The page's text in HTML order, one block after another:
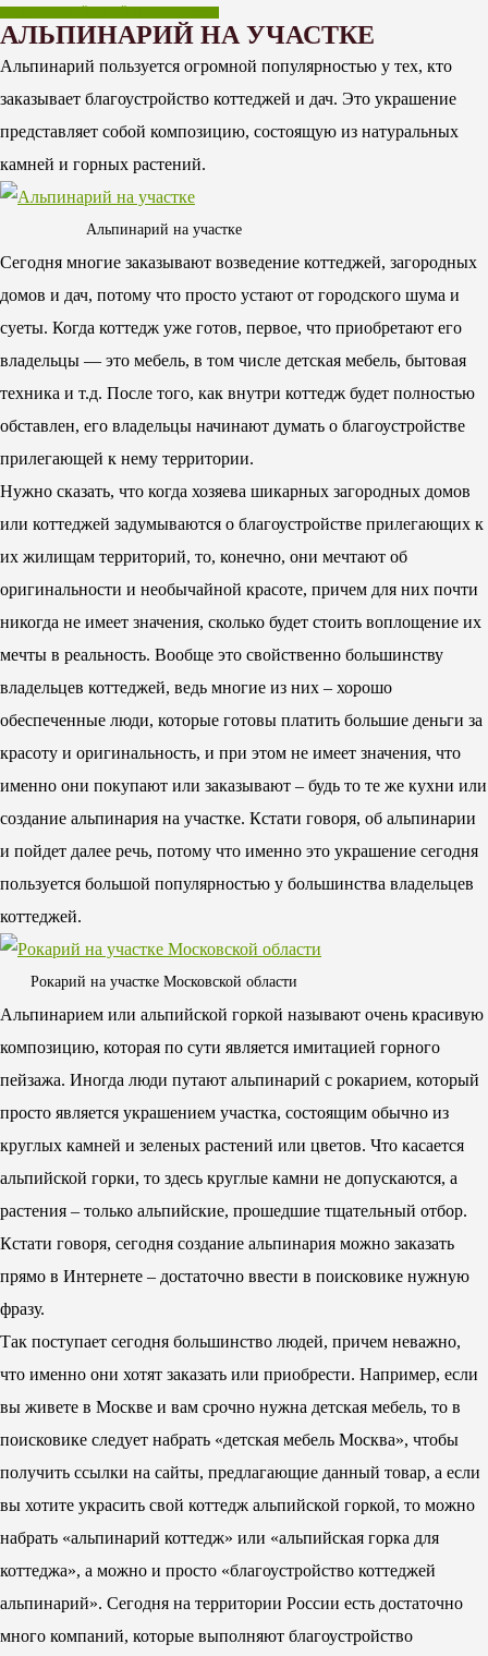
АЛЬПИНАРИЙ НА УЧАСТКЕ
Альпинарий пользуется огромной популярностью у тех, кто
заказывает благоустройство коттеджей и дач. Это украшение
представляет собой композицию, состоящую из натуральных
камней и горных растений.
Альпинарий на участке
Сегодня многие заказывают возведение коттеджей, загородных
домов и дач, потому что просто устают от городского шума и
суеты. Когда коттедж уже готов, первое, что приобретают его
владельцы — это мебель, в том числе детская мебель, бытовая
техника и т.д. После того, как внутри коттедж будет полностью
обставлен, его владельцы начинают думать о благоустройстве
прилегающей к нему территории.
Нужно сказать, что когда хозяева шикарных загородных домов
или коттеджей задумываются о благоустройстве прилегающих к
их жилищам территорий, то, конечно, они мечтают об
оригинальности и необычайной красоте, причем для них почти
никогда не имеет значения, сколько будет стоить воплощение их
мечты в реальность. Вообще это свойственно большинству
владельцев коттеджей, ведь многие из них – хорошо
обеспеченные люди, которые готовы платить большие деньги за
красоту и оригинальность, и при этом не имеет значения, что
именно они покупают или заказывают – будь то те же кухни или
создание альпинария на участке. Кстати говоря, об альпинарии
и пойдет далее речь, потому что именно это украшение сегодня
пользуется большой популярностью у большинства владельцев
коттеджей.
Рокарий на участке Московской области
Альпинарием или альпийской горкой называют очень красивую
композицию, которая по сути является имитацией горного
пейзажа. Иногда люди путают альпинарий с рокарием, который
просто является украшением участка, состоящим обычно из
круглых камней и зеленых растений или цветов. Что касается
альпийской горки, то здесь круглые камни не допускаются, а
растения – только альпийские, прошедшие тщательный отбор.
Кстати говоря, сегодня создание альпинария можно заказать
прямо в Интернете – достаточно ввести в поисковике нужную
фразу.
Так поступает сегодня большинство людей, причем неважно,
что именно они хотят заказать или приобрести. Например, если
вы живете в Москве и вам срочно нужна детская мебель, то в
поисковике следует набрать «детская мебель Москва», чтобы
получить ссылки на сайты, предлагающие данный товар, а если
вы хотите украсить свой коттедж альпийской горкой, то можно
набрать «альпинарий коттедж» или «альпийская горка для
коттеджа», а можно и просто «благоустройство коттеджей
альпинарий». Сегодня на территории России есть достаточно
много компаний, которые выполняют благоустройство